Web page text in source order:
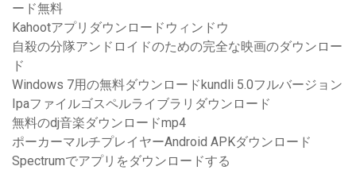
ード無料
Kahootアプリダウンロードウィンドウ
自殺の分隊アンドロイドのための完全な映画のダウンロー
ド
Windows 7用の無料ダウンロードkundli 5.0フルバージョン
Ipaファイルゴスペルライブラリダウンロード
無料のdj音楽ダウンロードmp4
ポーカーマルチプレイヤーAndroid APKダウンロード
Spectrumでアプリをダウンロードする